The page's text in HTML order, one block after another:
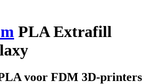
PLA Extrafill
voor FDM 3D-printers